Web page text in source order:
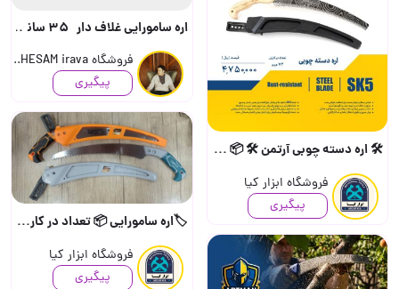
🛠️ اره دسته چوبی آرتمن 🛠️ 📦 تعداد در کارتن : ۶۰ عدد 📦 📍 به صورت خرده هم امکان پذیر ه..
فروشگاه ابزار کیا
پیگیری
اره سامورایی غلاف دار 35 سانت تیغه چپ و راست TATNAD GERMANi craft جرمن خورده..
فروشگاه HESAM irava..
پیگیری
🏷️اره سامورایی 📦 تعداد در كارتن ۷۲ عدد (جهت دریافت قیمت تماس بگیرید) (جهت درج قیمت ..
فروشگاه ابزار کیا
پیگیری